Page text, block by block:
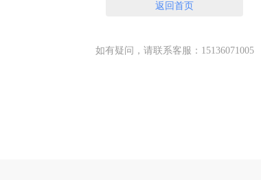
返回首页
如有疑问，请联系客服：15136071005